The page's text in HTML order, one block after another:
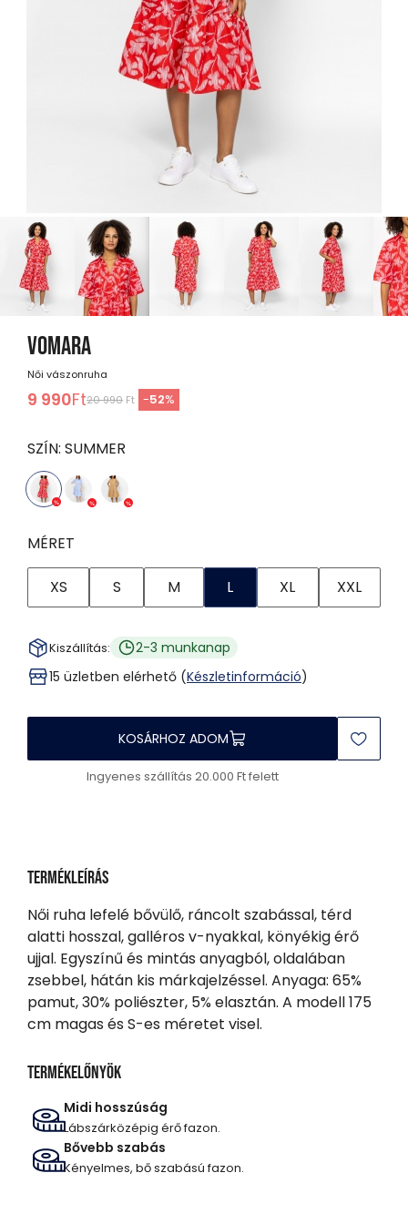
VOMARA
Női vászonruha
9 990Ft20 990 Ft -52%
SZÍN: SUMMER
MÉRET
XS S M L XL XXL
Kiszállítás:
2-3 munkanap
15 üzletben elérhető (Készletinformáció)
KOSÁRHOZ ADOM
Ingyenes szállítás 20.000 Ft felett
Termékleírás
Női ruha lefelé bővülő, ráncolt szabással, térd
alatti hosszal, galléros v-nyakkal, könyékig érő
ujjal. Egyszínű és mintás anyagból, oldalában
zsebbel, hátán kis márkajelzéssel. Anyaga: 65%
pamut, 30% poliészter, 5% elasztán. A modell 175
cm magas és S-es méretet visel.
Termékelőnyök
Midi hosszúság
Lábszárközépig érő fazon.
Bővebb szabás
Kényelmes, bő szabású fazon.